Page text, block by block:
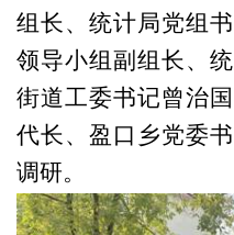
组长、统计局党组
领导小组副组长、
街道工委书记曾治
代长、盈口乡党委
调研。